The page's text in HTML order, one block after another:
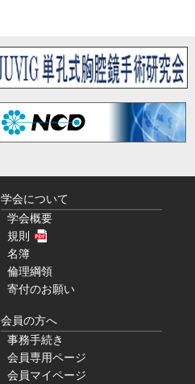
学会について
学会概要
規則
名簿
倫理綱領
寄付のお願い
会員の方へ
事務手続き
会員専用ページ
会員マイページ